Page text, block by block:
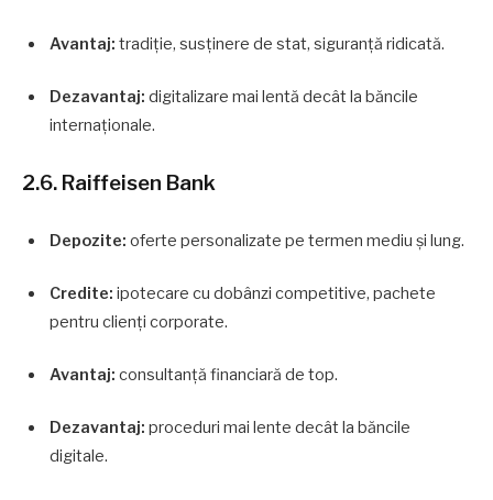
Avantaj: tradiție, susținere de stat, siguranță ridicată.
Dezavantaj: digitalizare mai lentă decât la băncile
internaționale.
2.6. Raiffeisen Bank
Depozite: oferte personalizate pe termen mediu și lung.
Credite: ipotecare cu dobânzi competitive, pachete
pentru clienți corporate.
Avantaj: consultanță financiară de top.
Dezavantaj: proceduri mai lente decât la băncile
digitale.